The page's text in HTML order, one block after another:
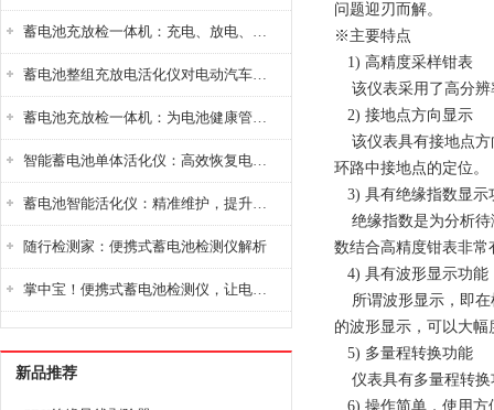
蓄电池充放检一体机：充电、放电、检测三功能集成设备
蓄电池整组充放电活化仪对电动汽车电池有帮助吗？
蓄电池充放检一体机：为电池健康管理提供一站式解决方案
智能蓄电池单体活化仪：高效恢复电池性能，延长蓄电池使用寿命
蓄电池智能活化仪：精准维护，提升电池健康状态
随行检测家：便携式蓄电池检测仪解析
掌中宝！便携式蓄电池检测仪，让电池检测变得简单又快捷！
新品推荐
问题迎刃而解。
※主要特点
1) 高精度采样钳表
该仪表采用了高分辨
2) 接地点方向显示
该仪表具有接地点方
环路中接地点的定位。
3) 具有绝缘指数显示
绝缘指数是为分析待
数结合高精度钳表非
4) 具有波形显示功能
所谓波形显示，即在
的波形显示，可以大
5) 多量程转换功能
仪表具有多量程转换
6) 操作简单，使用方